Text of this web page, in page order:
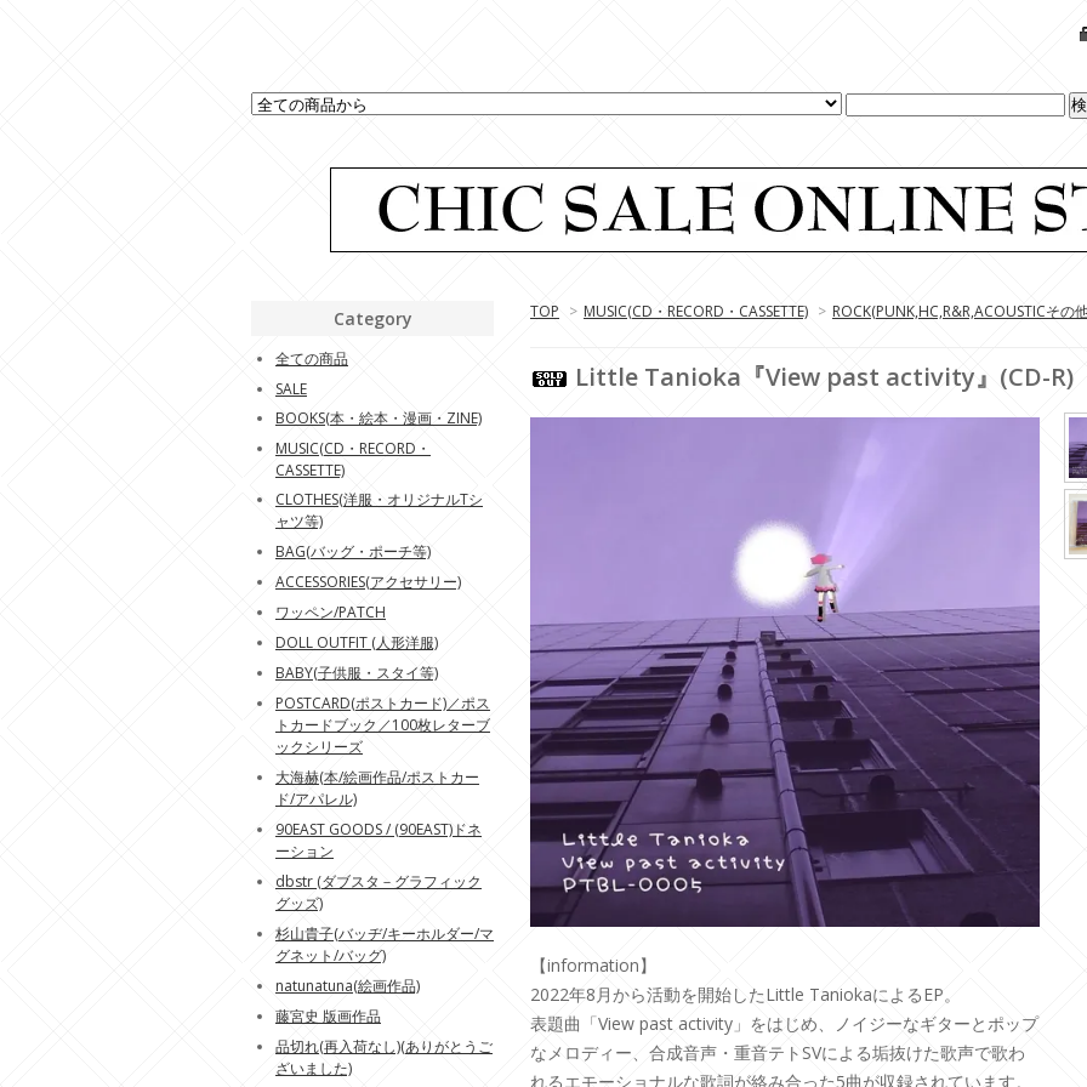
TOP > MUSIC(CD・RECORD・CASSETTE) > ROCK(PUNK,HC,R&R,ACOUSTICその
Little Tanioka『View past activity』(CD-R)
【information】
2022年8月から活動を開始したLittle TaniokaによるEP。
表題曲「View past activity」をはじめ、ノイジーなギターとポップ
なメロディー、合成音声・重音テトSVによる垢抜けた歌声で歌わ
れるエモーショナルな歌詞が絡み合った5曲が収録されています。
Category
全ての商品
SALE
BOOKS(本・絵本・漫画・ZINE)
MUSIC(CD・RECORD・
CASSETTE)
CLOTHES(洋服・オリジナルTシ
ャツ等)
BAG(バッグ・ポーチ等)
ACCESSORIES(アクセサリー)
ワッペン/PATCH
DOLL OUTFIT (人形洋服)
BABY(子供服・スタイ等)
POSTCARD(ポストカード)／ポス
トカードブック／100枚レターブ
ックシリーズ
大海赫(本/絵画作品/ポストカー
ド/アパレル)
90EAST GOODS / (90EAST)ドネ
ーション
dbstr (ダブスタ－グラフィック
グッズ)
杉山貴子(バッヂ/キーホルダー/マ
グネット/バッグ)
natunatuna(絵画作品)
藤宮史 版画作品
品切れ(再入荷なし)(ありがとうご
ざいました)